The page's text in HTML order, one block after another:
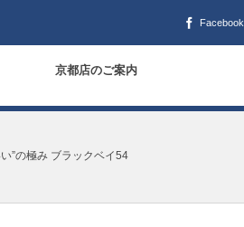
Facebook
京都店のご案内
”の極み ブラックベイ54